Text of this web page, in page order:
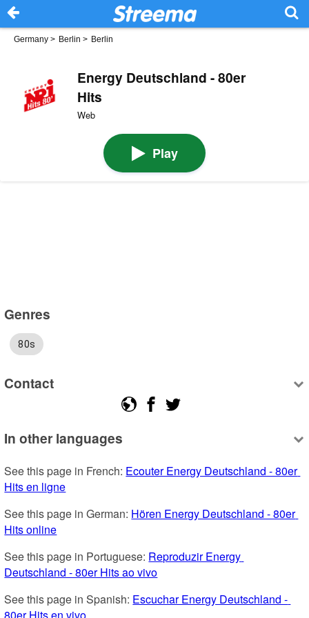
Germany > Berlin > Berlin
Energy Deutschland - 80er
Hits
Web
Play
Genres
80s
Contact
In other languages
See this page in French: Ecouter Energy Deutschland - 80er
Hits en ligne
See this page in German: Hören Energy Deutschland - 80er
Hits online
See this page in Portuguese: Reproduzir Energy
Deutschland - 80er Hits ao vivo
See this page in Spanish: Escuchar Energy Deutschland -
80er Hits en vivo